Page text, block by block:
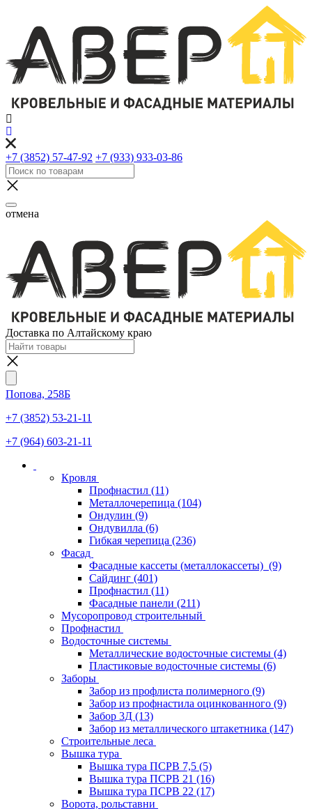
+7 (3852) 57-47-92 +7 (933) 933-03-86
отмена
Доставка по Алтайскому краю
Попова, 258Б
+7 (3852) 53-21-11
+7 (964) 603-21-11
Кровля
Профнастил (11)
Металлочерепица (104)
Ондулин (9)
Ондувилла (6)
Гибкая черепица (236)
Фасад
Фасадные кассеты (металлокассеты) (9)
Сайдинг (401)
Профнастил (11)
Фасадные панели (211)
Мусоропровод строительный
Профнастил
Водосточные системы
Металлические водосточные системы (4)
Пластиковые водосточные системы (6)
Заборы
Забор из профлиста полимерного (9)
Забор из профнастила оцинкованного (9)
Забор 3Д (13)
Забор из металлического штакетника (147)
Строительные леса
Вышка тура
Вышка тура ПСРВ 7,5 (5)
Вышка тура ПСРВ 21 (16)
Вышка тура ПСРВ 22 (17)
Ворота, рольставни